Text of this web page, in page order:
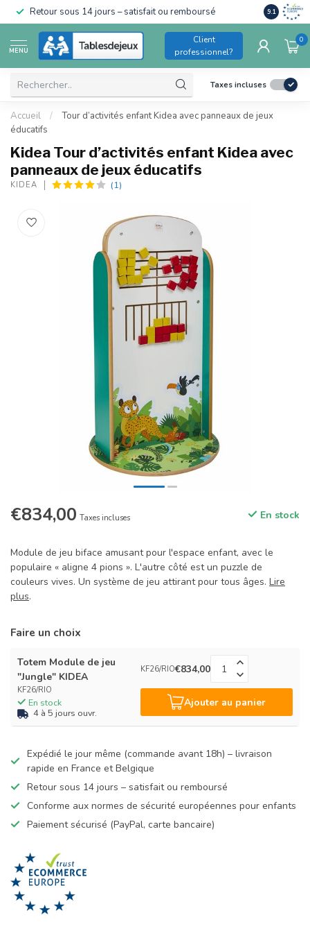
Retour sous 14 jours – satisfait ou remboursé Conforme
pour
9.1
MENU
Client
professionnel?
0
Taxes incluses
Accueil /
Tour d’activités enfant Kidea avec panneaux de jeux
éducatifs
Kidea Tour d’activités enfant Kidea avec
panneaux de jeux éducatifs
KIDEA (1)
€834,00 Taxes incluses En stock
Module de jeu biface amusant pour l'espace enfant, avec le
populaire « aligne 4 pions ». L'autre côté est un puzzle de
couleurs vives. Un système de jeu attirant pour tous âges. Lire
plus.
Faire un choix
Totem Module de jeu
"Jungle" KIDEA
KF26/RIO
En stock
4 à 5 jours ouvr.
KF26/RIO€834,00
Ajouter au panier
Expédié le jour même (commande avant 18h) – livraison
rapide en France et Belgique
Retour sous 14 jours – satisfait ou remboursé
Conforme aux normes de sécurité européennes pour enfants
Paiement sécurisé (PayPal, carte bancaire)